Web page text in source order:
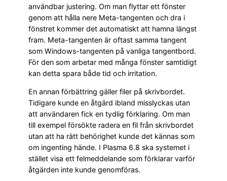
användbar justering. Om man flyttar ett fönster
genom att hålla nere Meta-tangenten och dra i
fönstret kommer det automatiskt att hamna längst
fram. Meta-tangenten är oftast samma tangent
som Windows-tangenten på vanliga tangentbord.
För den som arbetar med många fönster samtidigt
kan detta spara både tid och irritation.
En annan förbättring gäller filer på skrivbordet.
Tidigare kunde en åtgärd ibland misslyckas utan
att användaren fick en tydlig förklaring. Om man
till exempel försökte radera en fil från skrivbordet
utan att ha rätt behörighet kunde det kännas som
om ingenting hände. I Plasma 6.8 ska systemet i
stället visa ett felmeddelande som förklarar varför
åtgärden inte kunde genomföras.